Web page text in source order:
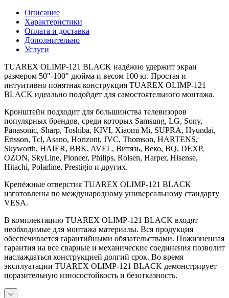
Описание
Характеристики
Оплата и доставка
Дополнительно
Услуги
TUAREX OLIMP-121 BLACK надёжно удержит экран
размером 50"-100" дюйма и весом 100 кг. Простая и
интуитивно понятная конструкция TUAREX OLIMP-121
BLACK идеально подойдет для самостоятельного монтажа.
Кронштейн подходит для большинства телевизоров
популярных брендов, среди которых Samsung, LG, Sony,
Panasonic, Sharp, Toshiba, KIVI, Xiaomi Mi, SUPRA, Hyundai,
Erisson, Tcl, Asano, Horizont, JVC, Thomson, HARTENS,
Skyworth, HAIER, BBK, AVEL, Витязь, Веко, BQ, DEXP,
OZON, SkyLine, Pioneer, Philips, Rolsen, Harper, Hisense,
Hitachi, Polarline, Prestigio и других.
Крепёжные отверстия TUAREX OLIMP-121 BLACK
изготовлены по международному универсальному стандарту
VESA.
В комплектацию TUAREX OLIMP-121 BLACK входят
необходимые для монтажа материалы. Вся продукция
обеспечивается гарантийными обязательствами. Пожизненная
гарантия на все сварные и механические соединения позволит
наслаждаться конструкцией долгий срок. Во время
эксплуатации TUAREX OLIMP-121 BLACK демонстрирует
поразительную износостойкость и безотказность.